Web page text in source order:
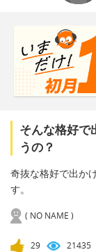
そんな格好で
うの？
奇抜な格好で出か
す。
( NO NAME )
29 21435